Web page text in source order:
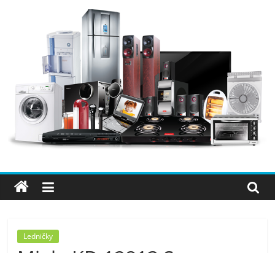
Elektro
OK
–
nejlepší
elektronika
Ledničky